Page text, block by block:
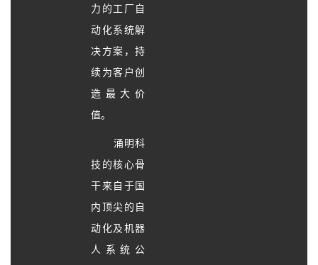
力的工厂自
动化系统解
决方案，持
续为客户创
造最大价
值。
涌明科
技的核心骨
干来自于国
内顶尖的自
动化及机器
人系统公